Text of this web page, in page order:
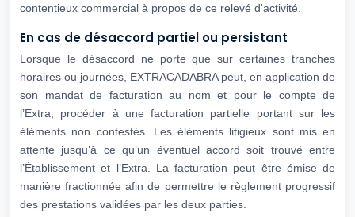
contentieux commercial à propos de ce relevé d'activité.
En cas de désaccord partiel ou persistant
Lorsque le désaccord ne porte que sur certaines tranches
horaires ou journées, EXTRACADABRA peut, en application de
son mandat de facturation au nom et pour le compte de
l’Extra, procéder à une facturation partielle portant sur les
éléments non contestés. Les éléments litigieux sont mis en
attente jusqu’à ce qu’un éventuel accord soit trouvé entre
l’Établissement et l’Extra. La facturation peut être émise de
manière fractionnée afin de permettre le règlement progressif
des prestations validées par les deux parties.